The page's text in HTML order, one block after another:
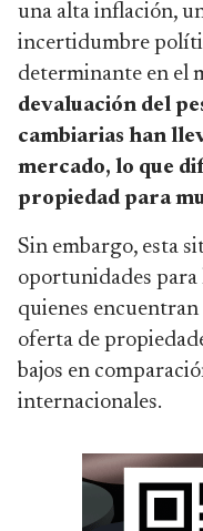
una alta inflación,
incertidumbre
determinante en el
devaluación del
cambiarias han
mercado, lo que
propiedad para
Sin embargo, esta
oportunidades para
quienes
oferta de
bajos en
internacionales.